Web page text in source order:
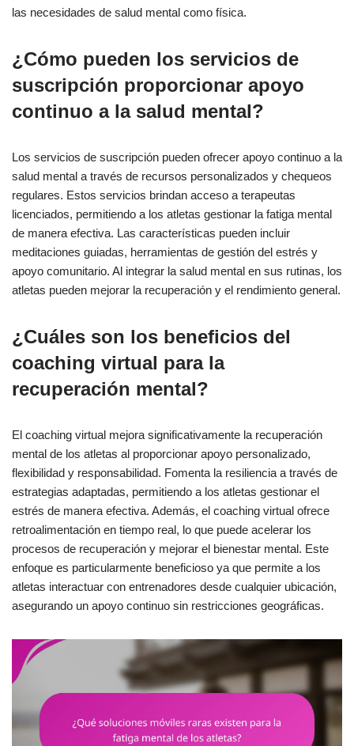
las necesidades de salud mental como física.
¿Cómo pueden los servicios de
suscripción proporcionar apoyo
continuo a la salud mental?
Los servicios de suscripción pueden ofrecer apoyo continuo a la
salud mental a través de recursos personalizados y chequeos
regulares. Estos servicios brindan acceso a terapeutas
licenciados, permitiendo a los atletas gestionar la fatiga mental
de manera efectiva. Las características pueden incluir
meditaciones guiadas, herramientas de gestión del estrés y
apoyo comunitario. Al integrar la salud mental en sus rutinas, los
atletas pueden mejorar la recuperación y el rendimiento general.
¿Cuáles son los beneficios del
coaching virtual para la
recuperación mental?
El coaching virtual mejora significativamente la recuperación
mental de los atletas al proporcionar apoyo personalizado,
flexibilidad y responsabilidad. Fomenta la resiliencia a través de
estrategias adaptadas, permitiendo a los atletas gestionar el
estrés de manera efectiva. Además, el coaching virtual ofrece
retroalimentación en tiempo real, lo que puede acelerar los
procesos de recuperación y mejorar el bienestar mental. Este
enfoque es particularmente beneficioso ya que permite a los
atletas interactuar con entrenadores desde cualquier ubicación,
asegurando un apoyo continuo sin restricciones geográficas.